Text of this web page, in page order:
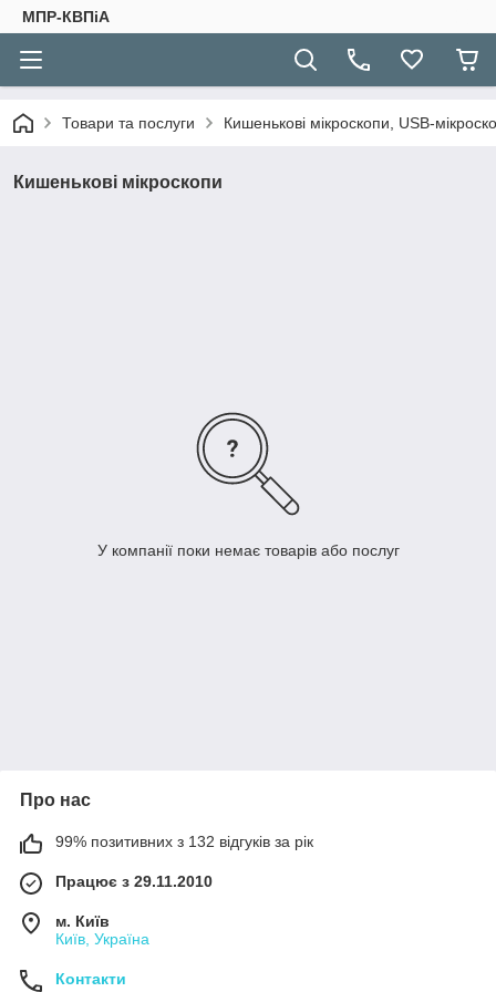
МПР-КВПіА
Товари та послуги Кишенькові мікроскопи, USB-
Кишенькові мікроскопи
У компанії поки немає товарів або послуг
Про нас
99% позитивних з 132 відгуків за рік
Працює з 29.11.2010
м. Київ
Київ, Україна
Контакти